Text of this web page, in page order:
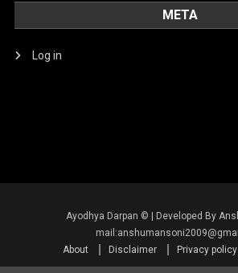
META
Log in
About Disclaimer Privacy policy